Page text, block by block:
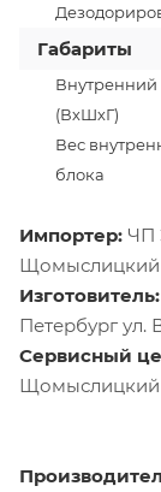
Габариты
Внутренний
(ВхШхГ)
Вес
блока
Импортер: ЧП
Щомыслицкий
Изготовитель:
Петербург ул.
Сервисный
Щомыслицкий